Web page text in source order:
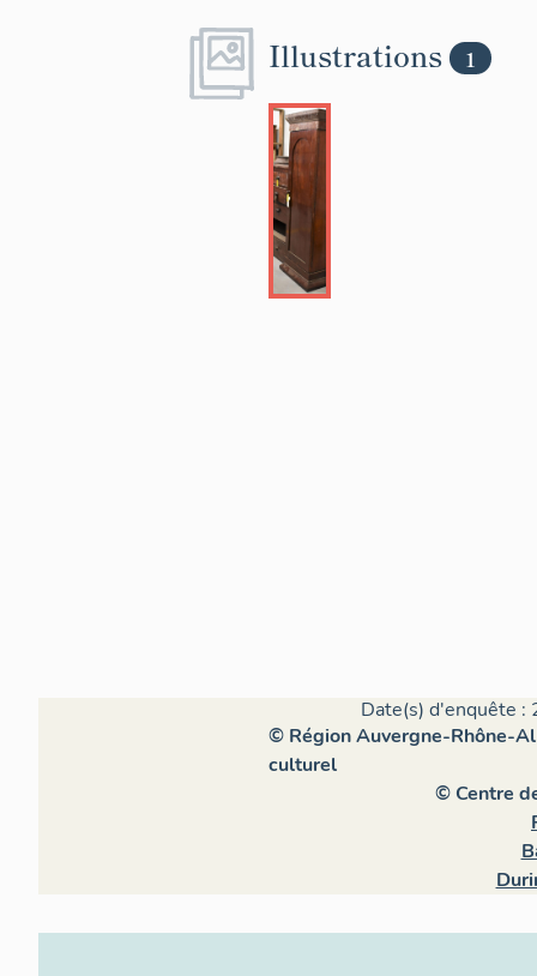
Illustrations 1
Date(s) d'enquête :
© Région Auvergne-Rhône-
culturel
© Centre